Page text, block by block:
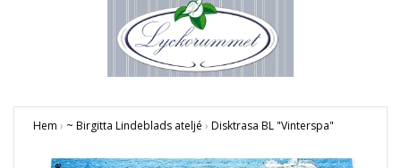
Hem › ~ Birgitta Lindeblads ateljé › Disktrasa BL "Vinterspa"